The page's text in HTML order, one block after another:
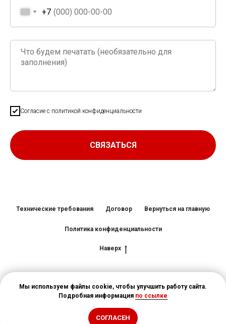
Мы используем файлы cookie, чтобы улучшить работу сайта.
Подробная информация по ссылке
СОГЛАСЕН
+7
Согласие с политикой конфиденциальности
СВЯЗАТЬСЯ
Технические требования Договор Вернуться на главную
Политика конфиденциальности
Наверх
Made on Tilda